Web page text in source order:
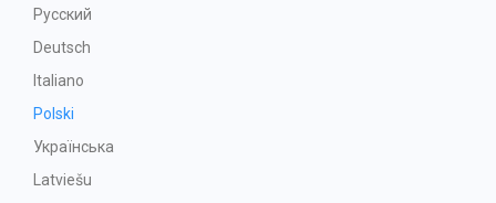
Русский
Deutsch
Italiano
Polski
Українська
Latviešu